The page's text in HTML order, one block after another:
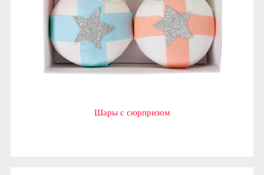
Шары с сюрпризом